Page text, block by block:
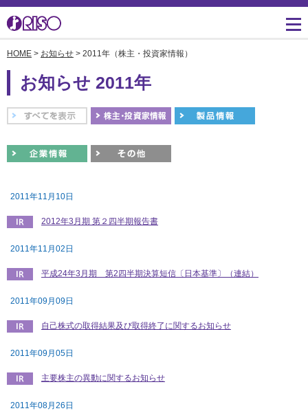
お役立ち記事
製品についてのお問い合
わせ一覧
閉じる
理想科学のものづくり
マネジメント
HOME > お知らせ > 2011年（株主・投資家情報）
お知らせ 2011年
2011年11月10日
2012年3月期 第２四半期報告書
2011年11月02日
平成24年3月期 第2四半期決算短信〔日本基準〕（連結）
2011年09月09日
自己株式の取得結果及び取得終了に関するお知らせ
2011年09月05日
主要株主の異動に関するお知らせ
2011年08月26日